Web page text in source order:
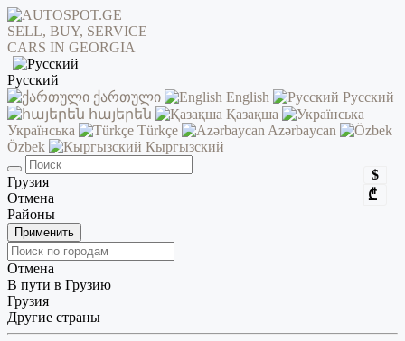
Русский
ქართული
English
Русский
հայերեն
Қазақша
Українська
Türkçe
Azərbaycan
Özbek
Кыргызский
$
₾
Грузия
Отмена
Районы
Применить
Отмена
В пути в Грузию
Грузия
Другие страны